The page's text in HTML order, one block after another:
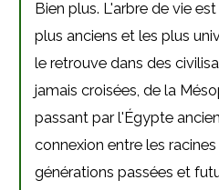
Bien plus. L'arbre de vie
plus anciens et les plus
le retrouve dans des
jamais croisées, de la
passant par l'Égypte
connexion entre les
générations passées et